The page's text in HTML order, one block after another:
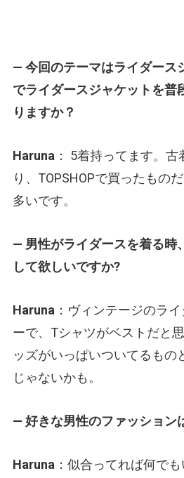
— 今回のテーマはライダース
でライダースジャケットを普
りますか？
Haruna ： 5着持ってます。
り、TOPSHOPで買ったもの
多いです。
— 男性がライダースを着る時
して欲しいですか?
Haruna ：ヴィンテージのラ
ーで、Tシャツがベストだと
ッズがいっぱいついてるもの
じゃないかも。
— 好きな男性のファッション
Haruna ：似合ってれば何で